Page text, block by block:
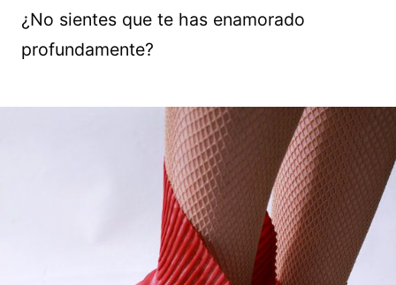
¿No sientes que te has enamorado
profundamente?